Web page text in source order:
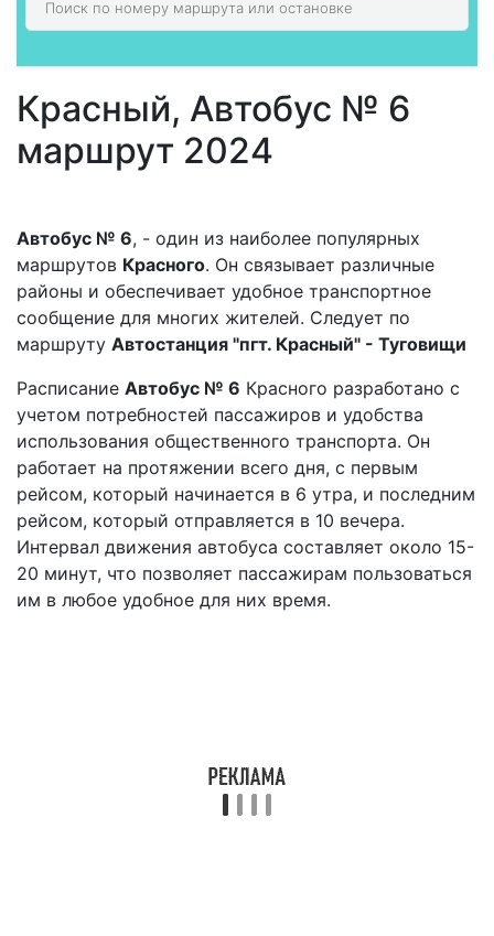
Красный, Автобус № 6
маршрут 2024
Автобус № 6, - один из наиболее популярных
маршрутов Красного. Он связывает различные
районы и обеспечивает удобное транспортное
сообщение для многих жителей. Следует по
маршруту Автостанция "пгт. Красный" - Туговищи
Расписание Автобус № 6 Красного разработано с
учетом потребностей пассажиров и удобства
использования общественного транспорта. Он
работает на протяжении всего дня, с первым
рейсом, который начинается в 6 утра, и последним
рейсом, который отправляется в 10 вечера.
Интервал движения автобуса составляет около 15-
20 минут, что позволяет пассажирам пользоваться
им в любое удобное для них время.